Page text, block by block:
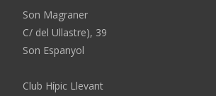
Son Magraner
C/ del Ullastre), 39
Son Espanyol
Club Hípic Llevant